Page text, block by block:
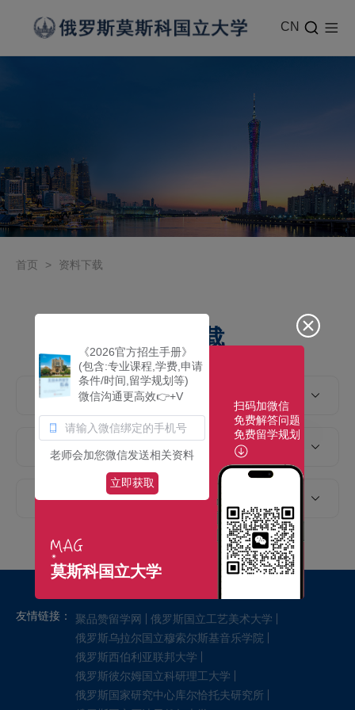
CN
首页 > 资料下载
资料下载
2026年俄罗斯莫斯科国立大学本科课程,学
费,申请条件,申请时间
2026年俄罗斯莫斯科国立大学硕士课程,学
费,申请条件,申请时间
2026年俄罗斯莫斯科国立大学博士课程,学
友情链接： 聚品赞留学网
俄罗斯国立工艺美术大学
俄罗斯乌拉尔国立穆索尔斯基音乐学院
俄罗斯西伯利亚联邦大学
俄罗斯彼尔姆国立科研理工大学
俄罗斯国家研究中心库尔恰托夫研究所
《2026官方招生手册》
(包含:专业课程,学费,申请
条件/时间,留学规划等)
微信沟通更高效👉+V
老师会加您微信发送相关资料
立即获取
莫斯科国立大学
扫码加微信
免费解答问题
免费留学规划